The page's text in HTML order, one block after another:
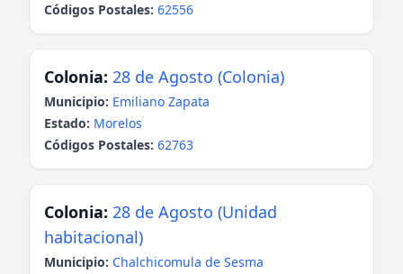
Códigos Postales: 62556
Colonia: 28 de Agosto (Colonia)
Municipio: Emiliano Zapata
Estado: Morelos
Códigos Postales: 62763
Colonia: 28 de Agosto (Unidad
habitacional)
Municipio: Chalchicomula de Sesma